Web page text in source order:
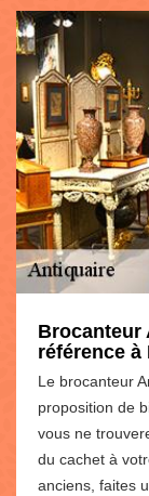
Brocanteur
référence à
Le brocanteur
proposition de
vous ne
du cachet à
anciens, faites